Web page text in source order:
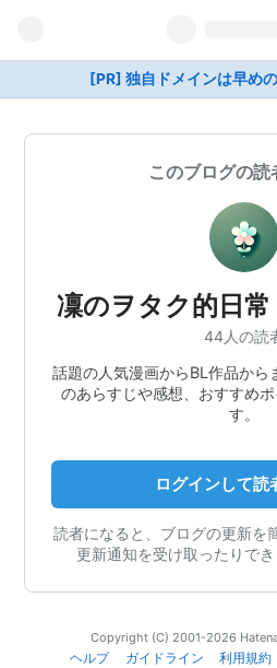
[PR] 独自ドメインは早め
このブログの読
凜のヲタク的日
44人の読
話題の人気漫画からBL作品から
のあらすじや感想、おすすめ
す。
ログインして読
読者になると、ブログの更新を
更新通知を受け取ったりでき
Copyright (C) 2001-2026
ヘルプ
ガイドライン 利用規約